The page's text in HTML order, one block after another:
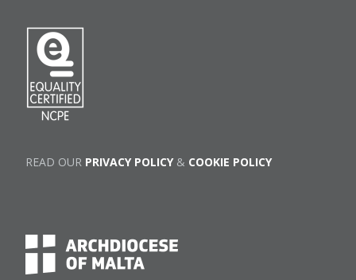
READ OUR PRIVACY POLICY& COOKIE POLICY